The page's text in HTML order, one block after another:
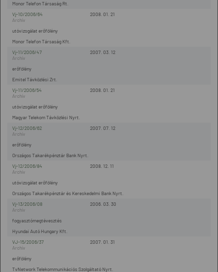
Monor Telefon Társaság Rt.
2008. 01. 21
Vj-10/2006/64
Monor Telefon Társaság Kft.
utóvizsgálat erőfölény
2007. 03. 12
Vj-11/2006/47
Emitel Távközlési Zrt.
erőfölény
2008. 01. 21
Vj-11/2006/54
Magyar Telekom Távközlési Nyrt.
utóvizsgálat erőfölény
2007. 07. 12
Vj-12/2006/62
Országos Takarékpénztár Bank Nyrt.
erőfölény
2008. 12. 11
Vj-12/2006/84
Országos Takarékpénztár és Kereskedelmi Bank Nyrt.
utóvizsgálat erőfölény
2006. 03. 30
Vj-13/2006/08
Hyundai Autó Hungary Kft.
fogyasztómegtévesztés
2007. 01. 31
VJ-15/2006/37
TvNetwork Telekommunikációs Szolgáltató Nyrt.
erőfölény